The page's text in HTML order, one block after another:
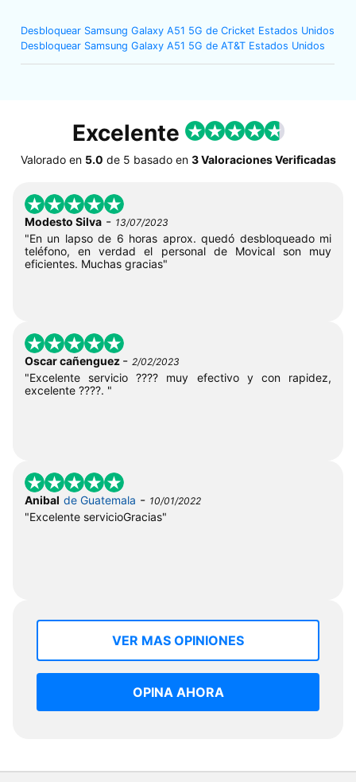
Desbloquear Samsung Galaxy A51 5G de Cricket Estados Unidos
Desbloquear Samsung Galaxy A51 5G de AT&T Estados Unidos
Excelente
Valorado en 5.0 de 5 basado en 3 Valoraciones Verificadas
Modesto Silva - 13/07/2023
"En un lapso de 6 horas aprox. quedó desbloqueado mi
teléfono, en verdad el personal de Movical son muy
eficientes. Muchas gracias"
Oscar cañenguez - 2/02/2023
"Excelente servicio ???? muy efectivo y con rapidez,
excelente ????. "
Anibal de Guatemala - 10/01/2022
"Excelente servicioGracias"
VER MAS OPINIONES
OPINA AHORA